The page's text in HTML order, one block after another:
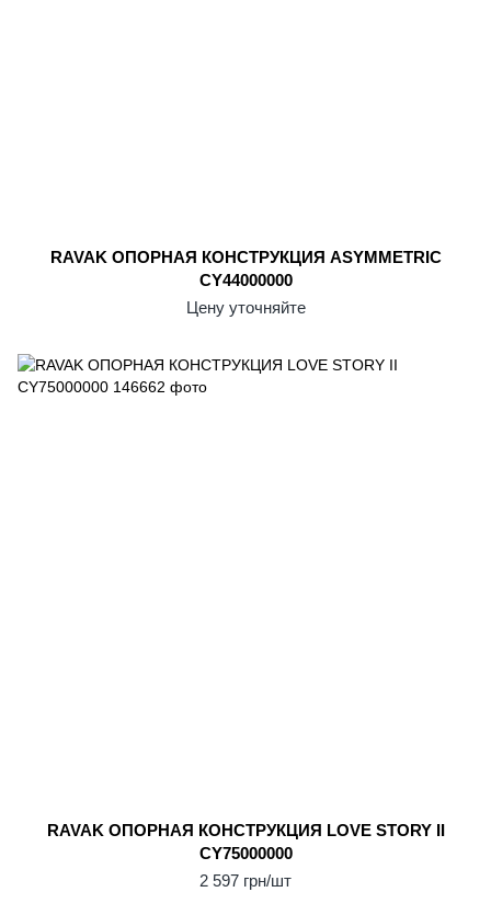
RAVAK ОПОРНАЯ КОНСТРУКЦИЯ ASYMMETRIC
CY44000000
Цену уточняйте
RAVAK ОПОРНАЯ КОНСТРУКЦИЯ LOVE STORY II
CY75000000
2 597 грн/шт